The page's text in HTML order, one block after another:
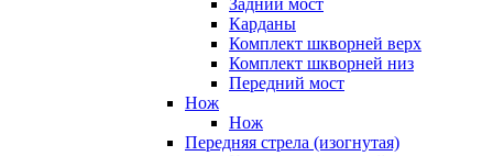
Задний мост
Карданы
Комплект шкворней верх
Комплект шкворней низ
Передний мост
Нож
Нож
Передняя стрела (изогнутая)